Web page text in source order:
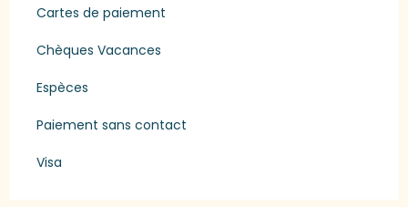
Cartes de paiement
Chèques Vacances
Espèces
Paiement sans contact
Visa